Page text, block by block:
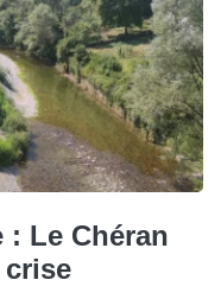
: Le Chéran